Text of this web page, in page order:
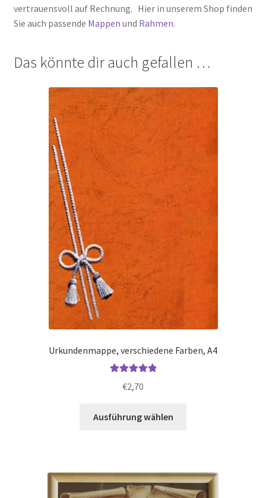
vertrauensvoll auf Rechnung. Hier in unserem Shop finden
Sie auch passende Mappen und Rahmen.
Das könnte dir auch gefallen …
Urkundenmappe, verschiedene Farben, A4
von 5
€2,70
Ausführung wählen
auf.